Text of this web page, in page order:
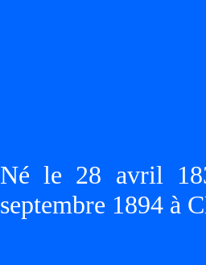
Né le 28 avril
septembre 1894 à